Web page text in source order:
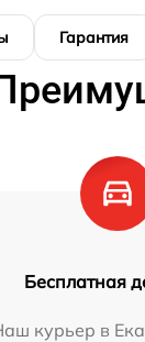
Гарантия
Бесплатная
курьер в